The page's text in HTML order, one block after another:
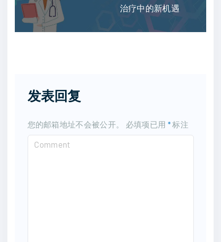
治疗中的新机遇
发表回复
您的邮箱地址不会被公开。 必填项已用 *标注